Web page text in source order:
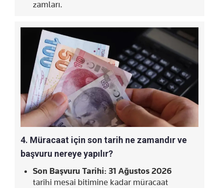
zamları.
4. Müracaat için son tarih ne zamandır ve
başvuru nereye yapılır?
Son Başvuru Tarihi: 31 Ağustos 2026
tarihi mesai bitimine kadar müracaat